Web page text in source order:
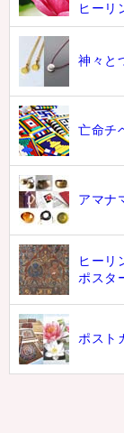
ヒーリ
神々と
亡命チ
アマナ
ヒーリ
ポスタ
ポスト